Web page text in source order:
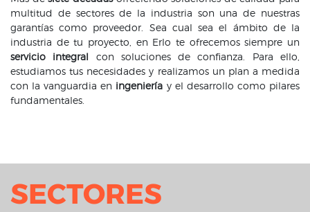
multitud de sectores de la industria son una de nuestras
garantías como proveedor. Sea cual sea el ámbito de la
industria de tu proyecto, en Erlo te ofrecemos siempre un
servicio integral con soluciones de confianza. Para ello,
estudiamos tus necesidades y realizamos un plan a medida
con la vanguardia en ingeniería y el desarrollo como pilares
fundamentales.
SECTORES